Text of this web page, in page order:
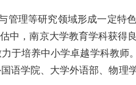
理等研究领域形成一定特
中，南京大学教育学科获得
于培养中小学卓越学科教师。
语学院、大学外语部、物理